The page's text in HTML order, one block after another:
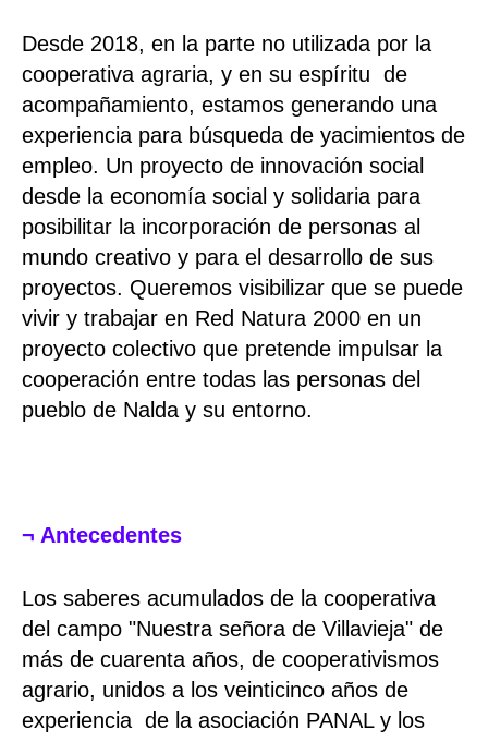
Desde 2018, en la parte no utilizada por la
cooperativa agraria, y en su espíritu de
acompañamiento, estamos generando una
experiencia para búsqueda de yacimientos de
empleo. Un proyecto de innovación social
desde la economía social y solidaria para
posibilitar la incorporación de personas al
mundo creativo y para el desarrollo de sus
proyectos. Queremos visibilizar que se puede
vivir y trabajar en Red Natura 2000 en un
proyecto colectivo que pretende impulsar la
cooperación entre todas las personas del
pueblo de Nalda y su entorno.
¬ Antecedentes
Los saberes acumulados de la cooperativa
del campo "Nuestra señora de Villavieja" de
más de cuarenta años, de cooperativismos
agrario, unidos a los veinticinco años de
experiencia de la asociación PANAL y los